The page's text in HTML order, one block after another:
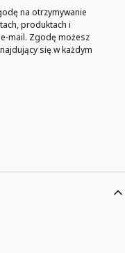
na otrzymywanie
produktach i
mail. Zgodę możesz
się w każdym